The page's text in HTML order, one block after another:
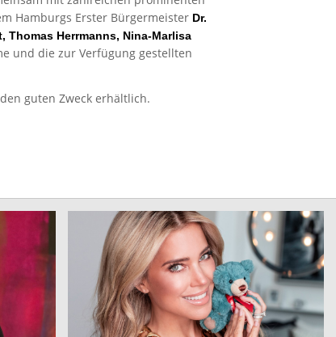
Hamburgs Erster Bürgermeister Dr.
Thomas Herrmanns, Nina-Marlisa
und die zur Verfügung gestellten
guten Zweck erhältlich.